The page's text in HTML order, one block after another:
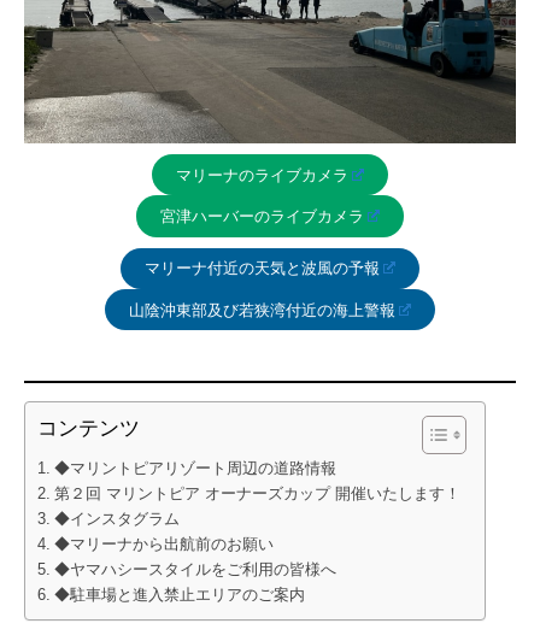
マリーナのライブカメラ
宮津ハーバーのライブカメラ
マリーナ付近の天気と波風の予報
山陰沖東部及び若狭湾付近の海上警報
コンテンツ
◆マリントピアリゾート周辺の道路情報
第２回 マリントピア オーナーズカップ 開催いたします！
◆インスタグラム
◆マリーナから出航前のお願い
◆ヤマハシースタイルをご利用の皆様へ
◆駐車場と進入禁止エリアのご案内